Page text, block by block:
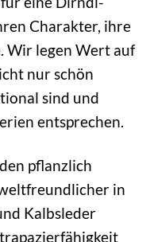
Charakter, ihre
Wir legen Wert auf
nur schön
sind und
entsprechen.
pflanzlich
in
Kalbsleder